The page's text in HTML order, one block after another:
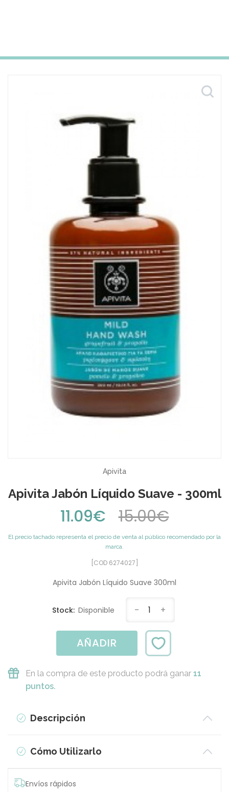
Apivita
Apivita Jabón Líquido Suave - 300ml
11.09€ 15.00€
El precio tachado representa el precio de venta al público recomendado por la
marca.
[COD 6274027]
Apivita Jabón Líquido Suave 300ml
Stock: Disponible - 1 +
AÑADIR
En la compra de este producto podrá ganar 11
puntos.
Descripción
Cómo Utilizarlo
Envíos rápidos